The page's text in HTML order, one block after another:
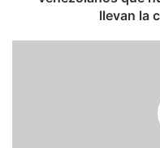
llevan la